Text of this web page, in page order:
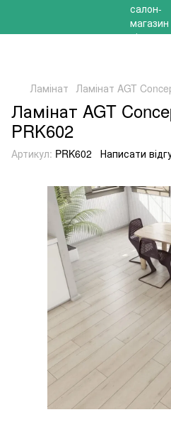
Ламінат Ламінат AGT
Ламінат AGT
PRK602
Артикул: PRK602 Написати